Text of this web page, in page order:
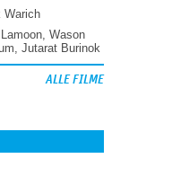
Warich
Wason
Jutarat Burinok
ALLE FILME